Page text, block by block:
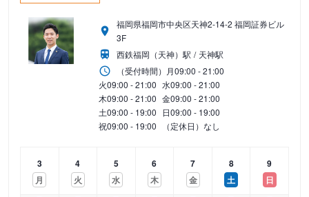
福岡県福岡市中央区天神2-14-2 福岡証券ビル
3F
西鉄福岡（天神）駅
天神駅
（受付時間） 月09:00 - 21:00
火09:00 - 21:00 水09:00 - 21:00
木09:00 - 21:00 金09:00 - 21:00
土09:00 - 19:00 日09:00 - 19:00
祝09:00 - 19:00 （定休日）なし
3
月
4
火
5
水
6
木
7
金
8
土
9
日